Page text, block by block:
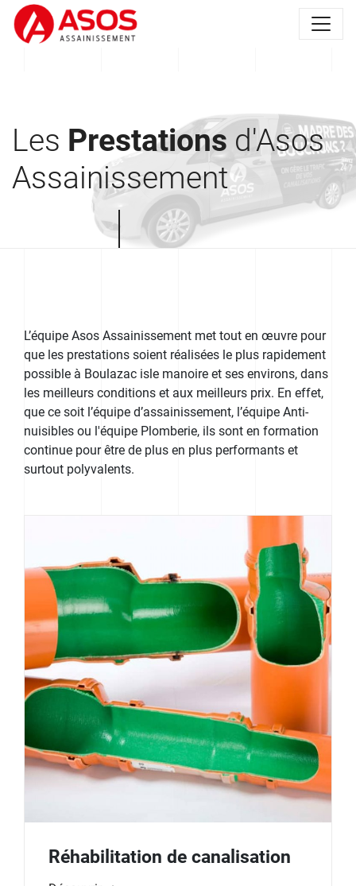
Les Prestations d'Asos
Assainissement
L’équipe Asos Assainissement met tout en œuvre pour
que les prestations soient réalisées le plus rapidement
possible à Boulazac isle manoire et ses environs, dans
les meilleurs conditions et aux meilleurs prix. En effet,
que ce soit l’équipe d’assainissement, l’équipe Anti-
nuisibles ou l'équipe Plomberie, ils sont en formation
continue pour être de plus en plus performants et
surtout polyvalents.
Réhabilitation de canalisation